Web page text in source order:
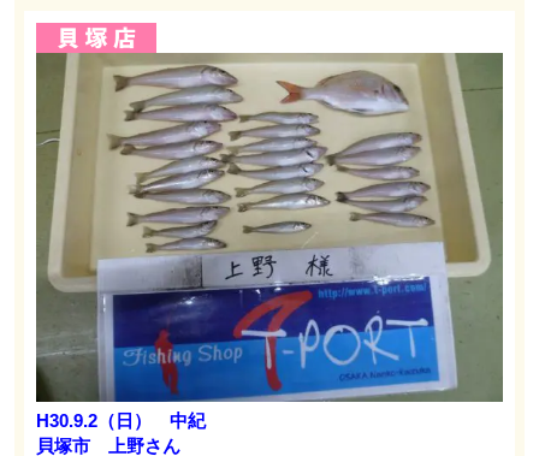
H30.9.2（日） 中紀
貝塚市 上野さん